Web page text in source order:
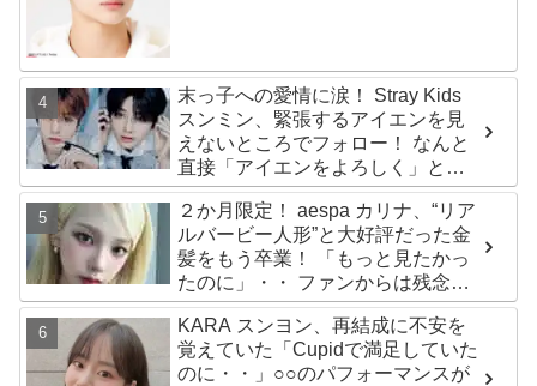
末っ子への愛情に涙！ Stray Kids
スンミン、緊張するアイエンを見
えないところでフォロー！ なんと
直接「アイエンをよろしく」と
イ・ムジンに連絡… 愛にあふれた
エピソードにファン感動
２か月限定！ aespa カリナ、“リア
ルバービー人形”と大好評だった金
髪をもう卒業！ 「もっと見たかっ
たのに」・・ ファンからは残念が
る声殺到
KARA スンヨン、再結成に不安を
覚えていた「Cupidで満足していた
のに・・」○○のパフォーマンスが